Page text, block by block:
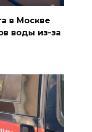
в Москве
воды из-за